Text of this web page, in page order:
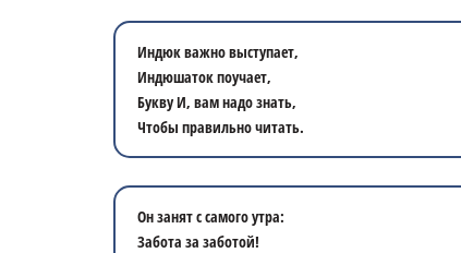
Индюк важно выступает,
Индюшаток поучает,
Букву И, вам надо знать,
Чтобы правильно читать.
Он занят с самого утра:
Забота за заботой!